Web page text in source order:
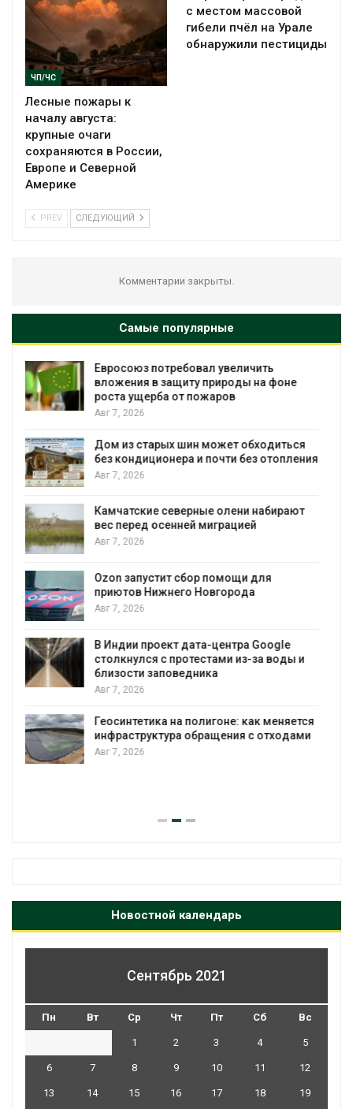
ЧП/ЧС
Лесные пожары к
началу августа:
крупные очаги
сохраняются в России,
Европе и Северной
Америке
с местом массовой
гибели пчёл на Урале
обнаружили пестициды
PREV СЛЕДУЮЩИЙ
Комментарии закрыты.
Самые популярные
и
Американские экологи
масштабном загрязнении из-за
противопожарной пены
Названы ведущие экологические НКО
России по итогам 2025 года
Тайфун, засуха и пожары: сразу
несколько регионов столкнулись с
Авг 7, 2026
Солнечные панели над каналами
воду
Авг 7, 2026
Авг 7, 2026
Новостной календарь
Сентябрь 2021
Пн Вт Ср Чт Пт Сб Вс
1 2 3 4 5
6 7 8 9 10 11 12
13 14 15 16 17 18 19